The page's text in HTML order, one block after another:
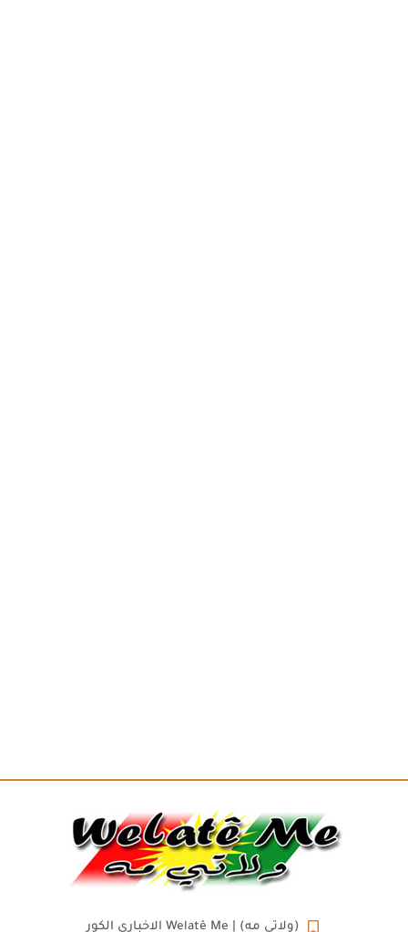
(ولاتي مه) | Welatê Me الاخباري الكور